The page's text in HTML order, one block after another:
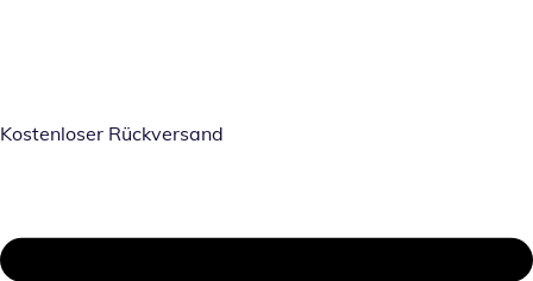
Kostenloser Rückversand